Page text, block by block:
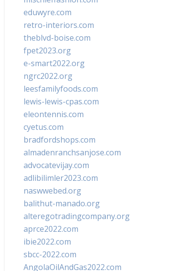
eduwyre.com
retro-interiors.com
theblvd-boise.com
fpet2023.org
e-smart2022.org
ngrc2022.org
leesfamilyfoods.com
lewis-lewis-cpas.com
eleontennis.com
cyetus.com
bradfordshops.com
almadenranchsanjose.com
advocatevijay.com
adlibilimler2023.com
naswwebed.org
balithut-manado.org
alteregotradingcompany.org
aprce2022.com
ibie2022.com
sbcc-2022.com
AngolaOilAndGas2022.com